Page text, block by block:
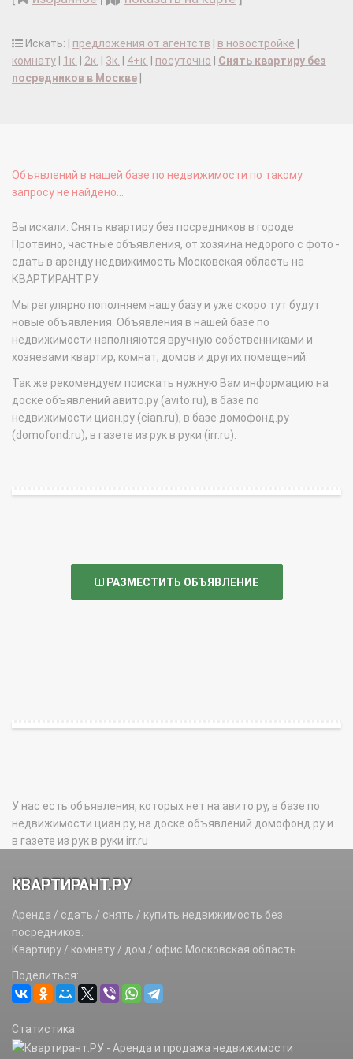
Искать: | предложения от агентств в новостройке
комнату
1к. 2к. 3к. 4+к. посуточно
Снять квартиру без
посредников в Москве
Объявлений в нашей базе по недвижимости по такому
запросу не найдено...
Вы искали: Снять квартиру без посредников в городе
Протвино, частные объявления, от хозяина недорого с фото -
сдать в аренду недвижимость Московская область на
КВАРТИРАНТ.РУ
Мы регулярно пополняем нашу базу и уже скоро тут будут
новые объявления. Объявления в нашей базе по
недвижимости наполняются вручную собственниками и
хозяевами квартир, комнат, домов и других помещений.
Так же рекомендуем поискать нужную Вам информацию на
доске объявлений авито.ру (avito.ru), в базе по
недвижимости циан.ру (cian.ru), в базе домофонд.ру
(domofond.ru), в газете из рук в руки (irr.ru).
РАЗМЕСТИТЬ ОБЪЯВЛЕНИЕ
У нас есть объявления, которых нет на авито.ру, в базе по
недвижимости циан.ру, на доске объявлений домофонд.ру и
в газете из рук в руки irr.ru
КВАРТИРАНТ.РУ
Аренда / сдать / снять / купить недвижимость без
посредников.
Квартиру / комнату / дом / офис Московская область
Поделиться:
Статистика: